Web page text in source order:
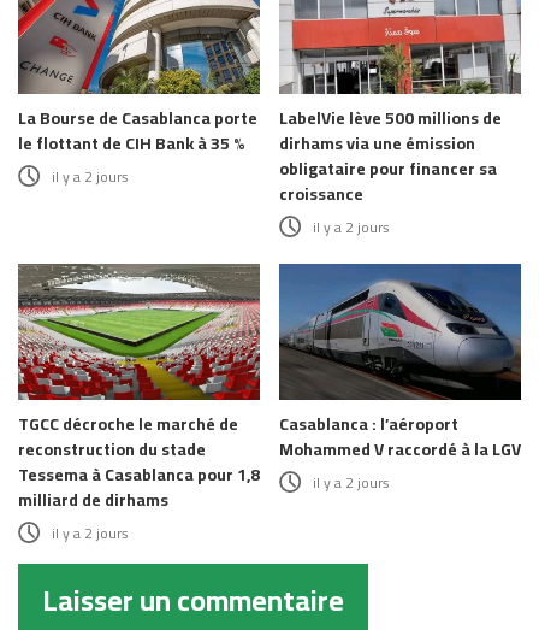
La Bourse de Casablanca porte
le flottant de CIH Bank à 35 %
il y a 2 jours
LabelVie lève 500 millions de
dirhams via une émission
obligataire pour financer sa
croissance
il y a 2 jours
TGCC décroche le marché de
reconstruction du stade
Tessema à Casablanca pour 1,8
milliard de dirhams
il y a 2 jours
Casablanca : l’aéroport
Mohammed V raccordé à la LGV
il y a 2 jours
Laisser un commentaire